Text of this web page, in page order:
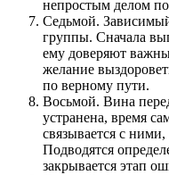
непростым делом
Седьмой. Зависимый
группы. Сначала
ему доверяют
желание
по верному пути.
Восьмой. Вина
устранена, время
связывается с
Подводятся
закрывается этап